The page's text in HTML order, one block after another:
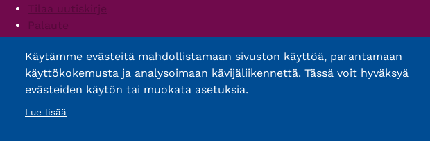
Tilaa uutiskirje
Palaute
Palvelun käyttöehdot
Saavutettavuusseloste
Käytämme evästeitä mahdollistamaan sivuston käyttöä, parantamaan
käyttökokemusta ja analysoimaan kävijäliikennettä. Tässä voit hyväksyä
evästeiden käytön tai muokata asetuksia.
Lue lisää